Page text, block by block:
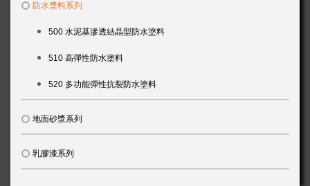
防水漿料系列
500 水泥基滲透結晶型防水塗料
510 高彈性防水塗料
520 多功能彈性抗裂防水塗料
地面砂漿系列
乳膠漆系列